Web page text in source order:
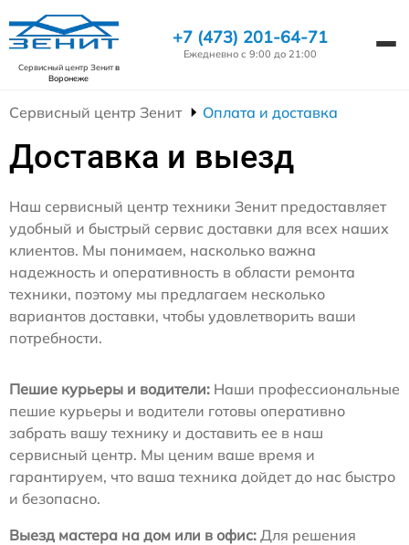
Сервисный центр Зенитв
Воронеже
+7 (473) 201-64-71
Ежедневно с 9:00 до 21:00
Сервисный центр Зенит Оплата и доставка
Доставка и выезд
Наш сервисный центр техники Зенит предоставляет
удобный и быстрый сервис доставки для всех наших
клиентов. Мы понимаем, насколько важна
надежность и оперативность в области ремонта
техники, поэтому мы предлагаем несколько
вариантов доставки, чтобы удовлетворить ваши
потребности.
Пешие курьеры и водители: Наши профессиональные
пешие курьеры и водители готовы оперативно
забрать вашу технику и доставить ее в наш
сервисный центр. Мы ценим ваше время и
гарантируем, что ваша техника дойдет до нас быстро
и безопасно.
Выезд мастера на дом или в офис: Для решения